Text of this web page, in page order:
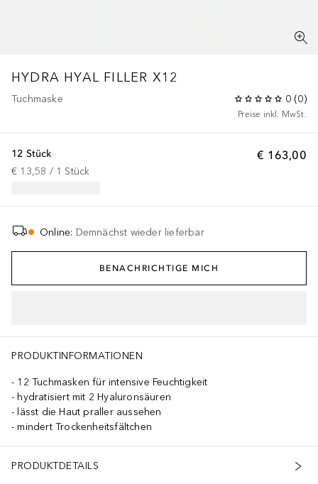
HYDRA HYAL FILLER X12
Tuchmaske 0 (0)
Preise inkl. MwSt.
€ 163,00
12 Stück
€ 13,58 / 1 Stück
Online: Demnächst wieder lieferbar
BENACHRICHTIGE MICH
PRODUKTINFORMATIONEN
12 Tuchmasken für intensive Feuchtigkeit
hydratisiert mit 2 Hyaluronsäuren
lässt die Haut praller aussehen
mindert Trockenheitsfältchen
PRODUKTDETAILS